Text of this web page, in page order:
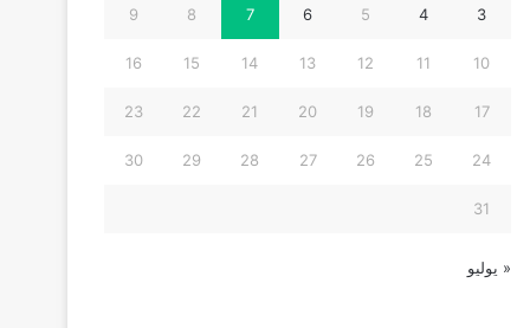
3
4
5
6
7
8
9
10
11
12
13
14
15
16
17
18
19
20
21
22
23
24
25
26
27
28
29
30
31
« يوليو